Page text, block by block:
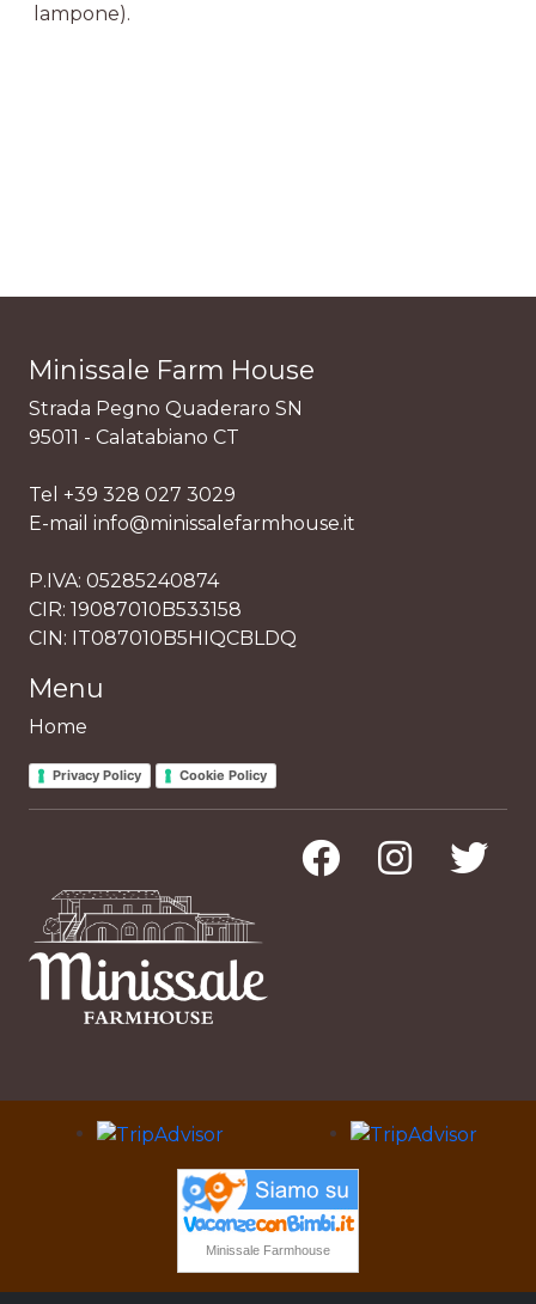
lampone).
Minissale Farm House
Strada Pegno Quaderaro SN
95011 - Calatabiano CT
Tel +39 328 027 3029
E-mail info@minissalefarmhouse.it
P.IVA: 05285240874
CIR: 19087010B533158
CIN: IT087010B5HIQCBLDQ
Menu
Home
Privacy Policy Cookie Policy
Minissale Farmhouse